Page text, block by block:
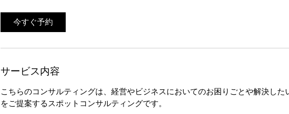
0
今すぐ予約
サービス内容
こちらのコンサルティングは、経営やビジネスにおいてのお困りごとや解決した
をご提案するスポットコンサルティングです。